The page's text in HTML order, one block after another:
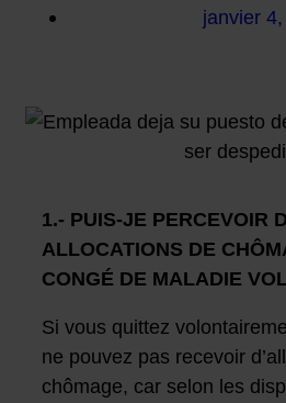
janvier 4,
1.- PUIS-JE PERCEVOIR
ALLOCATIONS DE
CONGÉ DE MALADIE
Si vous quittez
ne pouvez pas recevoir
chômage, car selon les